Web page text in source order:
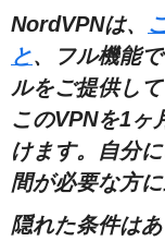
NordVPNは、
と、フル機能
ルをご提供し
このVPNを1ヶ
けます。自分
間が必要な方に
隠れた条件は